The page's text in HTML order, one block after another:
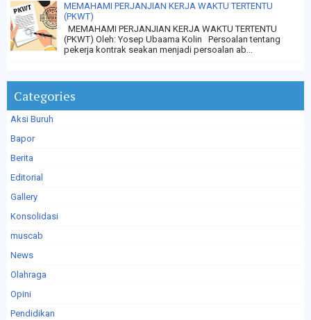
MEMAHAMI PERJANJIAN KERJA WAKTU TERTENTU
(PKWT)
MEMAHAMI PERJANJIAN KERJA WAKTU TERTENTU
(PKWT) Oleh: Yosep Ubaama Kolin Persoalan tentang
pekerja kontrak seakan menjadi persoalan ab...
Categories
Aksi Buruh
Bapor
Berita
Editorial
Gallery
Konsolidasi
muscab
News
Olahraga
Opini
Pendidikan